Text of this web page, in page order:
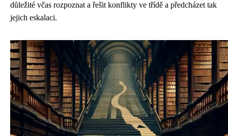
důležité včas rozpoznat a řešit konflikty ve třídě a předcházet tak
jejich eskalaci.